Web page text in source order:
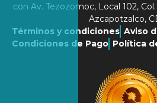
con Av. Tezozomoc, Local 102,
Azcapotzalco,
Términos y condiciones Aviso
Condiciones de Pago Política